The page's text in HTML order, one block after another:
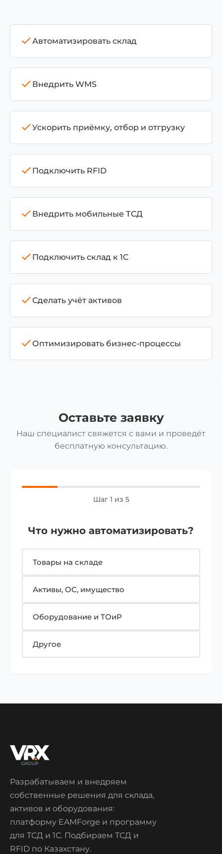
Автоматизировать склад
Внедрить WMS
Ускорить приёмку, отбор и отгрузку
Подключить RFID
Внедрить мобильные ТСД
Подключить склад к 1С
Сделать учёт активов
Оптимизировать бизнес-процессы
Оставьте заявку
Наш специалист свяжется с вами и проведёт
бесплатную консультацию.
Шаг 1 из 5
Что нужно автоматизировать?
Товары на складе
Активы, ОС, имущество
Оборудование и ТОиР
Другое
Разрабатываем и внедряем
собственные решения для склада,
активов и оборудования:
платформу EAMForge и программу
для ТСД и 1С. Подбираем ТСД и
RFID по Казахстану.